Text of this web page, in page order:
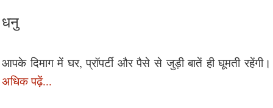
धनु
आपके दिमाग में घर, प्रॉपर्टी और पैसे से जुड़ी बातें ही घूमती रहेंगी।
अधिक पढ़ें...